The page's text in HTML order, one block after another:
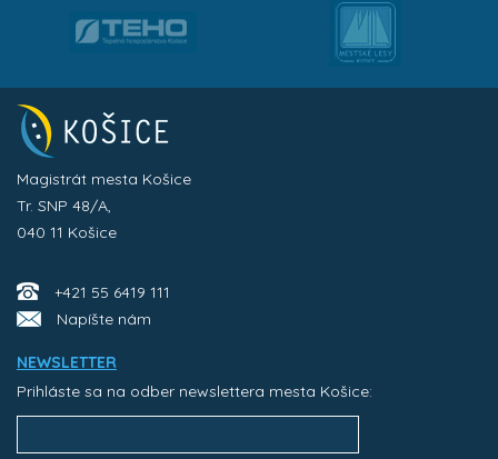
Magistrát mesta Košice
Tr. SNP 48/A,
040 11 Košice
+421 55 6419 111
Napíšte nám
NEWSLETTER
Prihláste sa na odber newslettera mesta Košice: